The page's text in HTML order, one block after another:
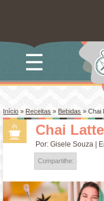
☰
Início»Receitas » Bebidas »Chai
Chai Latte
Por:Gisele Souza |
Compartilhe: